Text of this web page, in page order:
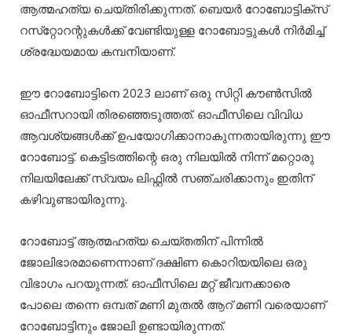
ആത്മഹത്യ ചെയ്തിരിക്കുന്നത്. ബെയര്‍ റോബോട്ടിക്‌സ്
റസ്‌റ്റോറന്റുകള്‍ക്ക് വേണ്ടിയുള്ള റോബോട്ടുകള്‍ നിര്‍മിച്ച്
ശ്രദ്ധേയമായ കമ്പനിയാണ്.
ഈ റോബോട്ടിനെ 2023 ലാണ് ഒരു സിറ്റി കൗണ്‍സില്‍
ഓഫീസറായി തിരഞ്ഞെടുത്തത്. ഓഫീസിലെ വിവിധ
ആവശ്യങ്ങള്‍ക്ക് ഉപയോഗിക്കാനാകുന്നതായിരുന്നു ഈ
റോബോട്ട്. കെട്ടിടത്തിന്റെ ഒരു നിലയില്‍ നിന്ന് മറ്റൊരു
നിലയിലേക്ക് സ്വയം ലിഫ്റ്റില്‍ സഞ്ചരിക്കാനും ഇതിന്
കഴിവുണ്ടായിരുന്നു.
റോബോട്ട് ആത്മഹത്യ ചെയ്തതിന് പിന്നിൽ
ജോലിഭാരമാണെന്നാണ് ദക്ഷിണ കൊറിയയിലെ ഒരു
വിഭാഗം പറയുന്നത്. ഓഫീസിലെ മറ്റ് ജീവനക്കാരെ
പോലെ തന്നെ ഒമ്പത് മണി മുതല്‍ ആറ് മണി വരെയാണ്
റോബോട്ടിനും ജോലി ഉണ്ടായിരുന്നത്.